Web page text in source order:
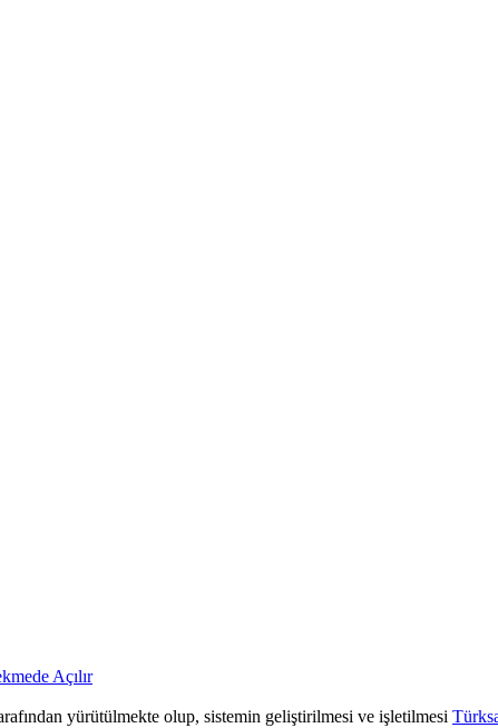
Açılır
yürütülmekte olup, sistemin geliştirilmesi ve işletilmesi